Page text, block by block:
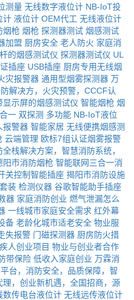
测量 无线数字液位计 NB-IoT投
计 液位计 OEM代工 无线液位计
烟枪 烟枪 探测器测试 烟感测试
加盟 厨房安全 老人防火 家庭消
的烟感测试仪 探测器测试仪 UL
插座 USB插座 厨房专用无线烟
灾报警器 通用型烟雾探测器 万
解决方，火灾预警，CCCF认
显示屏的烟感测试仪 智能烟枪 烟
一 双探测 多功能 NB-IoT液位
报警器 智能家居 无线便携烟感测
云端管理 欧标7组认证烟雾报警
栈解决方案，智慧消防系统，
阳市消防烟枪 智能联网三合一消
关控制智能插座 揭阳市消防设施
装 检测仪器 谷歌智能助手插座
器 家庭消防创业 燃气泄漏怎么
一线城市家庭安全需求 红外幕
备 老龄化城市适老安全 物业服
失报警 门磁探测器 厨房防火措
人创业项目 物业与创业者合作
带保险 低收入家庭创业 万霖消
台，消防安全，品质保障，智
理，创业新机遇，全国招商，源
数传电台液位计 无线远传液位计